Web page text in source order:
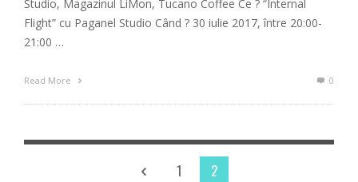
Studio, Magazinul LiMon, Tucano Coffee Ce ? “Internal
Flight” cu Paganel Studio Când ? ​30 iulie 2017, între 20:00-
21:00 …
Read More 0
1 2